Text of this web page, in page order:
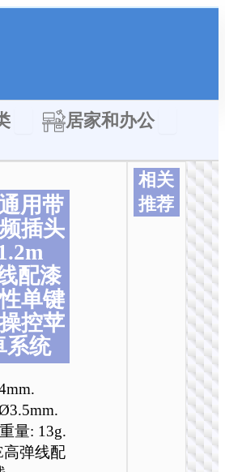
Open 音频类居家和办公
用带
插头
配漆
单键
控苹
系统
量: 13g.
高弹线配
相关
推荐
有线耳
本
产
品
有
多
种
变
体
可
在
产
品
页
面
本
产
品
有
多
种
变
体
可
在
产
品
页
面
本
产
品
有
多
种
变
体
可
在
产
品
页
面
本
产
品
有
多
种
变
体
可
在
产
品
页
面
本
产
品
有
多
种
变
体
可
在
产
品
页
面
本
产
品
有
多
种
变
体
可
在
产
品
页
面